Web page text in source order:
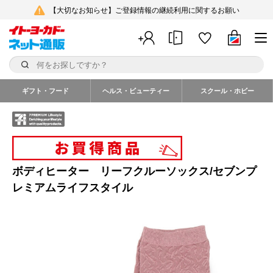
【大切なお知らせ】ご登録情報の継続利用に関するお願い
ギフト・フード ヘルス・ビューティー スクール・ホビー
ボディヒーター リーフクルーソックス/セブンプ
レミアムライフスタイル